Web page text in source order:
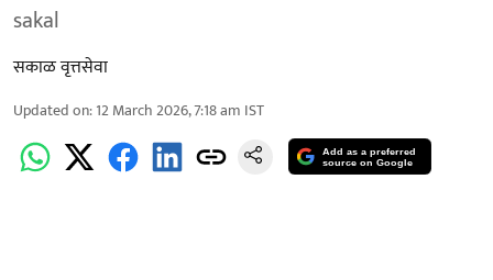
sakal
सकाळ वृत्तसेवा
Updated on:12 March 2026, 7:18 am IST
Add as a preferred
source on Google